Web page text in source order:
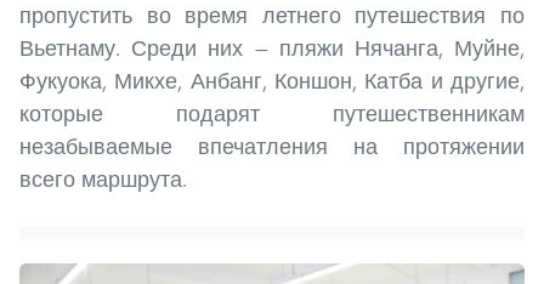
пропустить во время летнего путешествия по
Вьетнаму. Среди них — пляжи Нячанга, Муйне,
Фукуока, Микхе, Анбанг, Коншон, Катба и другие,
которые подарят путешественникам
незабываемые впечатления на протяжении
всего маршрута.